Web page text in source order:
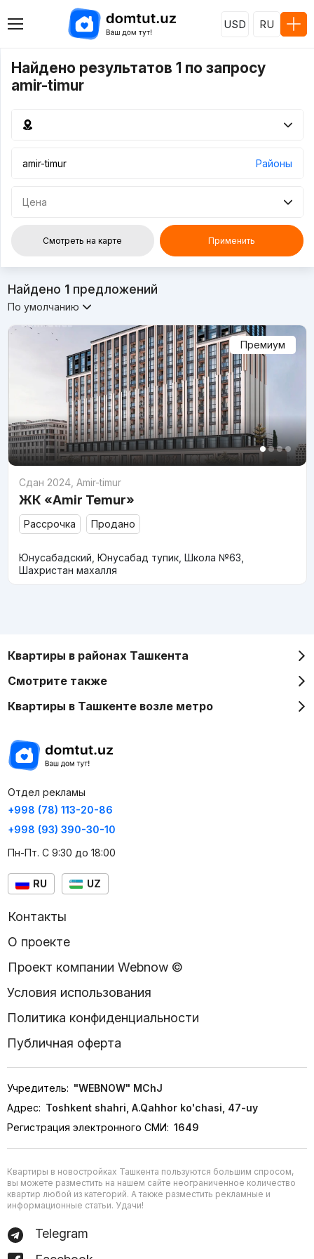
USD RU
Найдено результатов 1 по запросу
amir-timur
Районы
Цена
Смотреть на карте Применить
Найдено 1предложений
По умолчанию
Премиум
Сдан 2024, Amir-timur
ЖК «Amir Temur»
Рассрочка Продано
Юнусабадский, Юнусабад тупик, Школа №63,
Шахристан махалля
Квартиры в районах Ташкента
Смотрите также
Квартиры в Ташкенте возле метро
Отдел рекламы
+998 (78) 113-20-86
+998 (93) 390-30-10
Пн-Пт. С 9:30 до 18:00
RU UZ
Контакты
О проекте
Проект компании Webnow ©
Условия использования
Политика конфиденциальности
Публичная оферта
Учредитель: "WEBNOW" MChJ
Адрес: Toshkent shahri, A.Qahhor ko'chasi, 47-uy
Регистрация электронного СМИ: 1649
Квартиры в новостройках Ташкента пользуются большим спросом,
вы можете разместить на нашем сайте неограниченное количество
квартир любой из категорий. А также разместить рекламные и
информационные статьи. Удачи!
Telegram